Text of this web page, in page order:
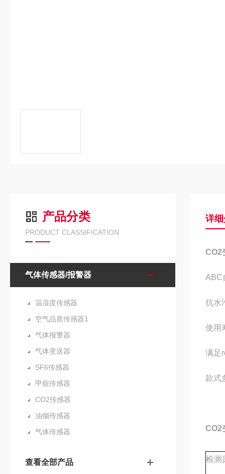
产品分类
PRODUCT CLASSIFICATION
气体传感器/报警器
温湿度传感器
空气品质传感器1
气体报警器
气体变送器
SF6传感器
甲烷传感器
CO2传感器
油烟传感器
气体传感器
查看全部产品
详
CO2
ABC
抗水
使用
满足
款式
CO2
检测